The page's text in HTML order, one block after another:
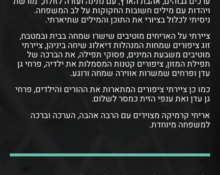
ויהדות עם מילים חשובות החקוקות על לב המשפחה.
ניסיתי לכלול בציורי את התוכן והמילים שתיארתי.
ציירתי על האריחים מוטיבים שישרו שמחה בבית ובמטבח,
זוג ציפורים שמחות המנהלות דיאלוג שיחה ביניהן, ציירתי
מוטיבים משבעת המינים, פסוקי תפילה, את הברכה של
תפילת המזון, ציפורים קטנות המסמלות את ילדיה, פרחי גן
עדן ופרחים שמשרות אווירה שמחה ורוגע.
כמו כן ציירתי ציפורים המתארות את ההורים והילדים, פרחי
גן עדן ואת ענפי הזית כמסר לשלום.
אריחי קרמיקה מצוירים עם הרבה אהבה, הערכה וברכה
למשפחה מיוחדת.